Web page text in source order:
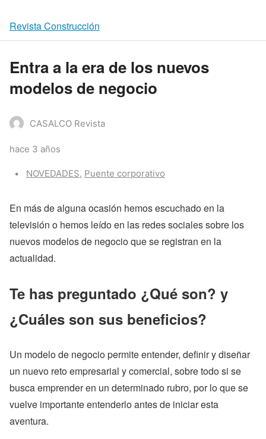
Revista Construcción
Entra a la era de los nuevos
modelos de negocio
CASALCO Revista
hace 3 años
Categories:
NOVEDADES, Puente corporativo
En más de alguna ocasión hemos escuchado en la
televisión o hemos leído en las redes sociales sobre los
nuevos modelos de negocio que se registran en la
actualidad.
Te has preguntado ¿Qué son? y
¿Cuáles son sus beneficios?
Un modelo de negocio permite entender, definir y diseñar
un nuevo reto empresarial y comercial, sobre todo si se
busca emprender en un determinado rubro, por lo que se
vuelve importante entenderlo antes de iniciar esta
aventura.